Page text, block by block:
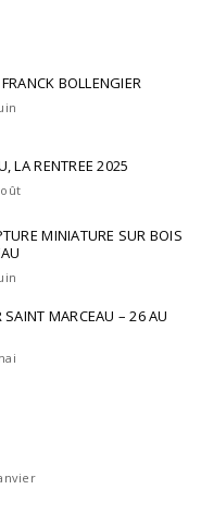
BOLLENGIER
LA RENTREE 2025
MINIATURE SUR BOIS
SAINT MARCEAU – 26 AU